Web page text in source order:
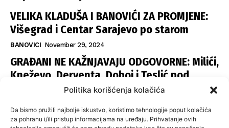
Politika korišćenja kolačića
Da bismo pružili najbolje iskustvo, koristimo tehnologije poput kolačića
za pohranu i/ili pristup informacijama na uređaju. Prihvatanje ovih
VELIKA KLADUŠA I BANOVIĆI ZA PROMJENE:
Višegrad i Centar Sarajevo po starom
BANOVICI November 29, 2024
GRAĐANI NE KAŽNJAVAJU ODGOVORNE: Milići,
Kneževo, Derventa, Doboj i Teslić pod
šapom istih stranaka
SNSD UČVRSTIO VLAST U ISTOČNOM